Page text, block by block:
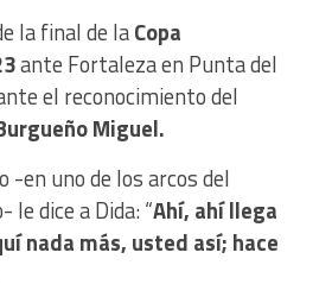
la final de laCopa
ante Fortaleza en Punta del
el reconocimiento del
Miguel.
-en uno de los arcos del
le dice a Dida: “Ahí, ahí llega
nada más, usted así; hace